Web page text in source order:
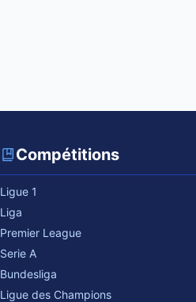
Compétitions
Ligue 1
Liga
Premier League
Serie A
Bundesliga
Ligue des Champions